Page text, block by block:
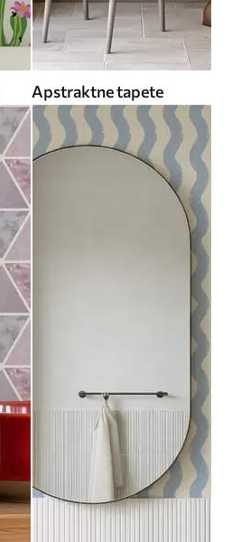
Apstraktne tapete